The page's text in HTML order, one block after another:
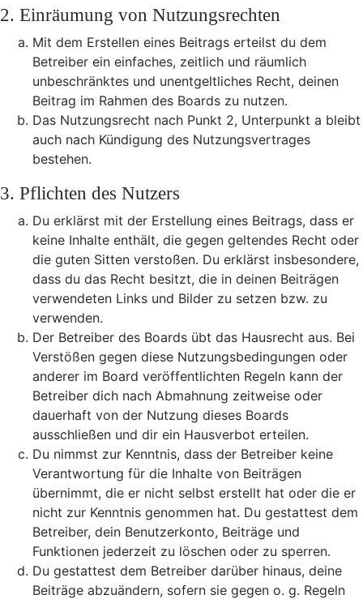
2. Einräumung von Nutzungsrechten
Mit dem Erstellen eines Beitrags erteilst du dem
Betreiber ein einfaches, zeitlich und räumlich
unbeschränktes und unentgeltliches Recht, deinen
Beitrag im Rahmen des Boards zu nutzen.
Das Nutzungsrecht nach Punkt 2, Unterpunkt a bleibt
auch nach Kündigung des Nutzungsvertrages
bestehen.
3. Pflichten des Nutzers
Du erklärst mit der Erstellung eines Beitrags, dass er
keine Inhalte enthält, die gegen geltendes Recht oder
die guten Sitten verstoßen. Du erklärst insbesondere,
dass du das Recht besitzt, die in deinen Beiträgen
verwendeten Links und Bilder zu setzen bzw. zu
verwenden.
Der Betreiber des Boards übt das Hausrecht aus. Bei
Verstößen gegen diese Nutzungsbedingungen oder
anderer im Board veröffentlichten Regeln kann der
Betreiber dich nach Abmahnung zeitweise oder
dauerhaft von der Nutzung dieses Boards
ausschließen und dir ein Hausverbot erteilen.
Du nimmst zur Kenntnis, dass der Betreiber keine
Verantwortung für die Inhalte von Beiträgen
übernimmt, die er nicht selbst erstellt hat oder die er
nicht zur Kenntnis genommen hat. Du gestattest dem
Betreiber, dein Benutzerkonto, Beiträge und
Funktionen jederzeit zu löschen oder zu sperren.
Du gestattest dem Betreiber darüber hinaus, deine
Beiträge abzuändern, sofern sie gegen o. g. Regeln